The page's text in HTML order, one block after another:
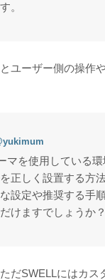
。
ユーザー側の操作
マを使用している
正しく設置する方
設定や推奨する手
けますでしょうか？
だSWELLにはカス